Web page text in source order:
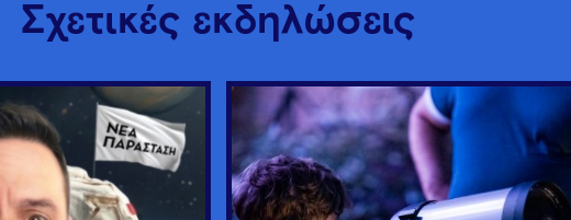
Σχετικές εκδηλώσεις